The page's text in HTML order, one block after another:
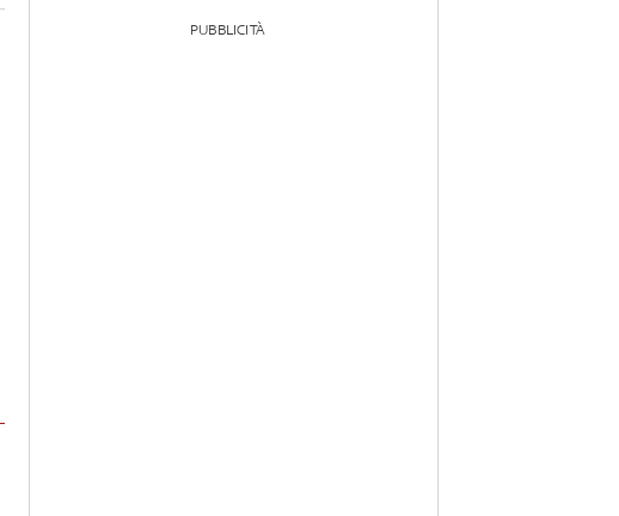
PUBBLICITÀ